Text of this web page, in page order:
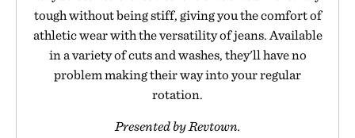
tough without being stiff, giving you the comfort of
athletic wear with the versatility of jeans. Available
in a variety of cuts and washes, they'll have no
problem making their way into your regular
rotation.
Presented by Revtown.